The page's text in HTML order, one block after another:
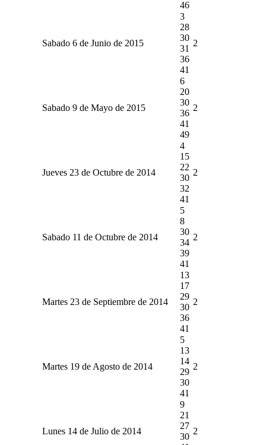
46
Sabado 6 de Junio de 2015
3
28
30
31
36
41
2
Sabado 9 de Mayo de 2015
6
20
30
36
41
49
2
Jueves 23 de Octubre de 2014
4
15
22
30
32
41
2
Sabado 11 de Octubre de 2014
5
8
30
34
39
41
2
Martes 23 de Septiembre de 2014
13
17
29
30
36
41
2
Martes 19 de Agosto de 2014
5
13
14
29
30
41
2
Lunes 14 de Julio de 2014
9
21
27
30
2